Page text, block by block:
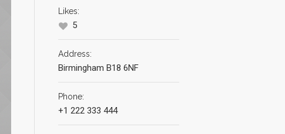
Likes:
5
Address:
Birmingham B18 6NF
Phone:
+1 222 333 444